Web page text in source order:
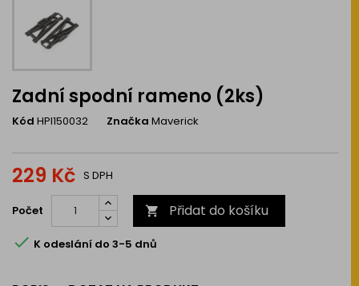
Zadní spodní rameno (2ks)
Kód HPI150032 Značka Maverick
229 Kč S DPH
Počet  Přidat do košíku
 K odeslání do 3-5 dnů